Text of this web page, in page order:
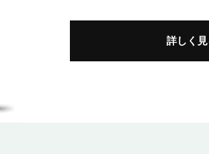
詳しく見